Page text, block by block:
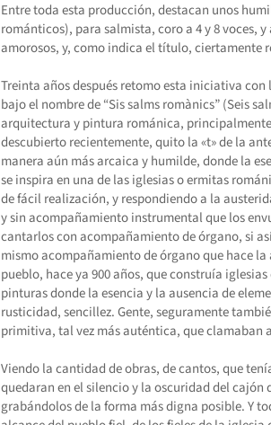
Entre toda esta producción, destacan unos
románticos), para salmista, coro a 4 y 8 voces,
amorosos, y, como indica el título, ciertamente
Treinta años después retomo esta iniciativa
bajo el nombre de “Sis salms romànics” (Seis
arquitectura y pintura románica,
descubierto recientemente, quito la «t» de la
manera aún más arcaica y humilde, donde la
se inspira en una de las iglesias o ermitas
de fácil realización, y respondiendo a la
y sin acompañamiento instrumental que los
cantarlos con acompañamiento de órgano, si
mismo acompañamiento de órgano que hace
pueblo, hace ya 900 años, que construía
pinturas donde la esencia y la ausencia de
rusticidad, sencillez. Gente, seguramente
primitiva, tal vez más auténtica, que clamaban
Viendo la cantidad de obras, de cantos, que
quedaran en el silencio y la oscuridad del
grabándolos de la forma más digna posible. Y